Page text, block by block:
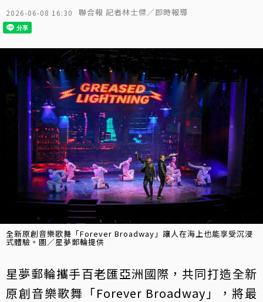
2026-06-08 16:30 聯合報 記者林士傑／即時報導
全新原創音樂歌舞「Forever Broadway」讓人在海上也能享受沉浸
式體驗。圖／星夢郵輪提供
星夢郵輪攜手百老匯亞洲國際，共同打造全新
原創音樂歌舞「Forever Broadway」，將最